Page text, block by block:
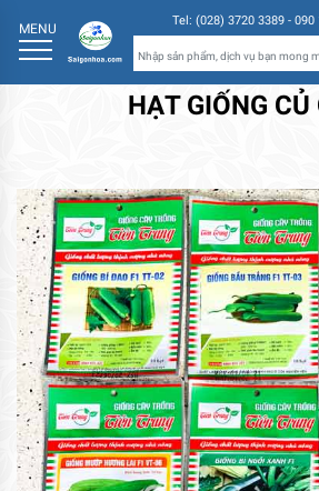
MENU Tel: (028) 3720 3389 - 090
HẠT GIỐNG CỦ